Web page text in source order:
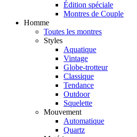
Édition spéciale
Montres de Couple
Homme
Toutes les montres
Styles
Aquatique
Vintage
Globe-trotteur
Classique
Tendance
Outdoor
Squelette
Mouvement
Automatique
Quartz